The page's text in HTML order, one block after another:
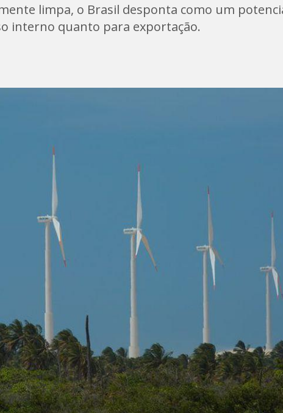
limpa, o Brasil desponta como um
interno quanto para exportação.